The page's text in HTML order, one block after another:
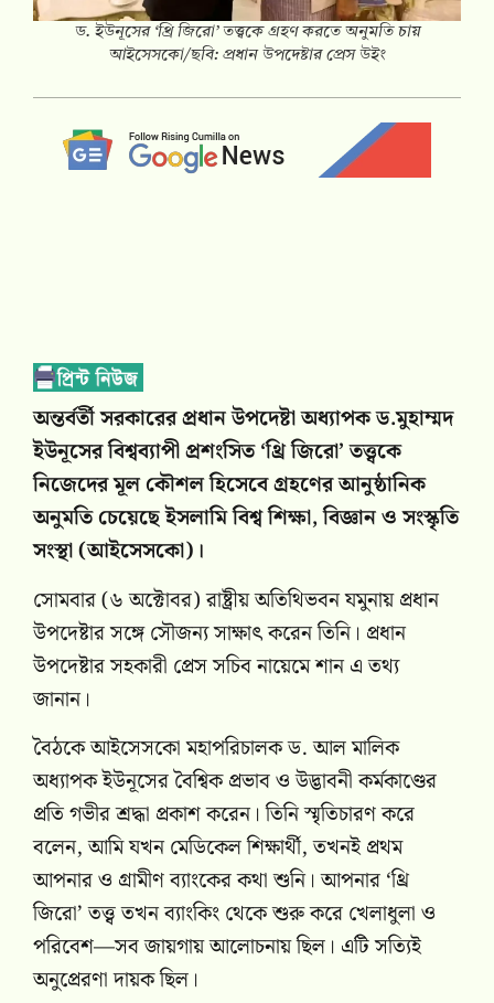
ড. ইউনূসের ‘থ্রি জিরো’ তত্ত্বকে গ্রহণ করতে অনুমতি চায়
আইসেসকো/ছবি: প্রধান উপদেষ্টার প্রেস উইং
অন্তর্বর্তী সরকারের প্রধান উপদেষ্টা অধ্যাপক ড.মুহাম্মদ
ইউনূসের বিশ্বব্যাপী প্রশংসিত ‘থ্রি জিরো’ তত্ত্বকে
নিজেদের মূল কৌশল হিসেবে গ্রহণের আনুষ্ঠানিক
অনুমতি চেয়েছে ইসলামি বিশ্ব শিক্ষা, বিজ্ঞান ও সংস্কৃতি
সংস্থা (আইসেসকো)।
সোমবার (৬ অক্টোবর) রাষ্ট্রীয় অতিথিভবন যমুনায় প্রধান
উপদেষ্টার সঙ্গে সৌজন্য সাক্ষাৎ করেন তিনি। প্রধান
উপদেষ্টার সহকারী প্রেস সচিব নায়েমে শান এ তথ্য
জানান।
বৈঠকে আইসেসকো মহাপরিচালক ড. আল মালিক
অধ্যাপক ইউনূসের বৈশ্বিক প্রভাব ও উদ্ভাবনী কর্মকাণ্ডের
প্রতি গভীর শ্রদ্ধা প্রকাশ করেন। তিনি স্মৃতিচারণ করে
বলেন, আমি যখন মেডিকেল শিক্ষার্থী, তখনই প্রথম
আপনার ও গ্রামীণ ব্যাংকের কথা শুনি। আপনার ‘থ্রি
জিরো’ তত্ত্ব তখন ব্যাংকিং থেকে শুরু করে খেলাধুলা ও
পরিবেশ—সব জায়গায় আলোচনায় ছিল। এটি সত্যিই
অনুপ্রেরণা দায়ক ছিল।